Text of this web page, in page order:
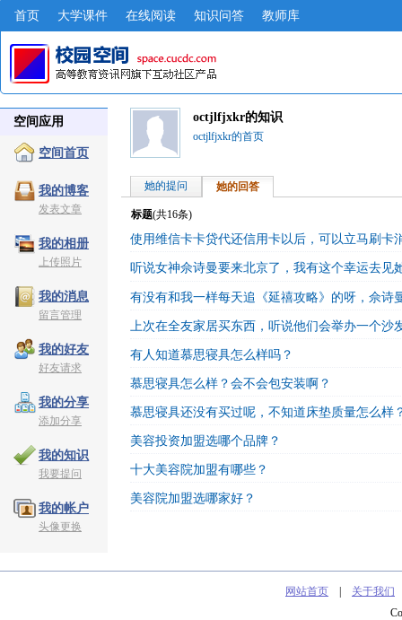
首页 大学课件 在线阅读 知识问答 教师库
空间应用
空间首页
我的博客
发表文章
我的相册
上传照片
我的消息
留言管理
我的好友
好友请求
我的分享
添加分享
我的知识
我要提问
我的帐户
头像更换
octjlfjxkr的知识
octjlfjxkr的首页
她的提问 她的回答
标题(共16条)
使用维信卡卡贷代还信用卡以后，可以立马刷卡
听说女神佘诗曼要来北京了，我有这个幸运去见
有没有和我一样每天追《延禧攻略》的呀，佘诗
上次在全友家居买东西，听说他们会举办一个沙
有人知道慕思寝具怎么样吗？
慕思寝具怎么样？会不会包安装啊？
慕思寝具还没有买过呢，不知道床垫质量怎么样
美容投资加盟选哪个品牌？
十大美容院加盟有哪些？
美容院加盟选哪家好？
网站首页 关于我们